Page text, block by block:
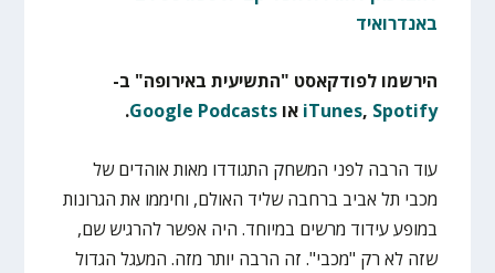
באנדרואיד
הירשמו לפודקאסט "התשיעית באירופה" ב-
iTunes, Spotify אוGoogle Podcasts
.
עוד הרבה לפני המשחק התגודדו מאות אוהדים של
מכבי תל אביב ברחבה שליד האולם, וחיממו את הגרונות
במופע עידוד מרשים במיוחד. היה אפשר להרגיש שם,
שזה לא רק "מכבי". זה הרבה יותר מזה. המעגל הגדול